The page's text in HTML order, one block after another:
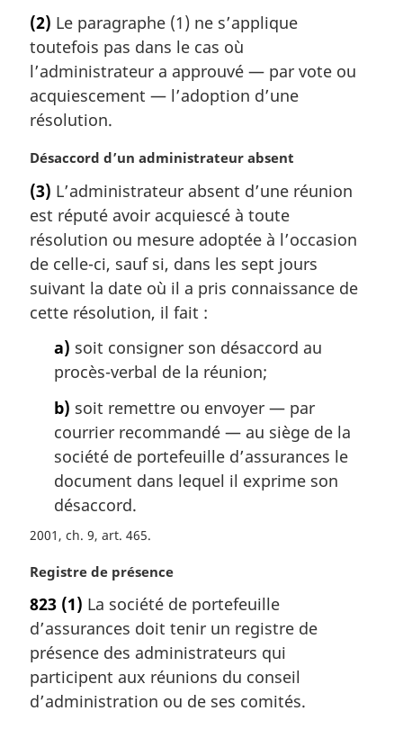
t
e
m
a
g
n
a
e
:
(2) Le paragraphe (1) ne s’applique
toutefois pas dans le cas où
l’administrateur a approuvé — par vote ou
acquiescement — l’adoption d’une
résolution.
N
t
e
m
a
g
i
Désaccord d’un administrateur absent
(3) L’administrateur absent d’une réunion
est réputé avoir acquiescé à toute
résolution ou mesure adoptée à l’occasion
de celle-ci, sauf si, dans les sept jours
suivant la date où il a pris connaissance de
cette résolution, il fait :
a) soit consigner son désaccord au
procès-verbal de la réunion;
b) soit remettre ou envoyer — par
courrier recommandé — au siège de la
société de portefeuille d’assurances le
document dans lequel il exprime son
désaccord.
2001, ch. 9, art. 465
N
t
e
m
a
r
g
Registre de présence
823 (1) La société de portefeuille
d’assurances doit tenir un registre de
présence des administrateurs qui
participent aux réunions du conseil
d’administration ou de ses comités.